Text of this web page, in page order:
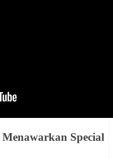
Menawarkan Special